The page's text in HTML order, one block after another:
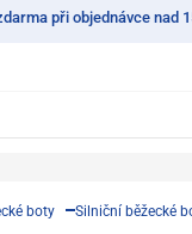
při objednávce nad
boty Silniční běžecké